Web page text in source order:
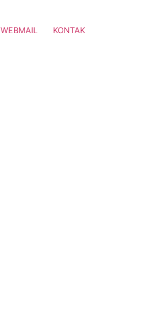
WEBMAIL KONTAK